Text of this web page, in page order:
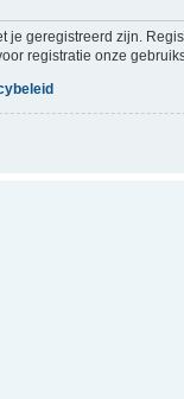
je geregistreerd zijn.
registratie onze